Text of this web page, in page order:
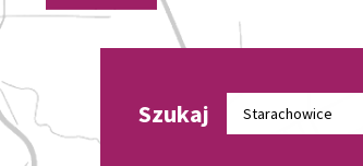
Szukaj